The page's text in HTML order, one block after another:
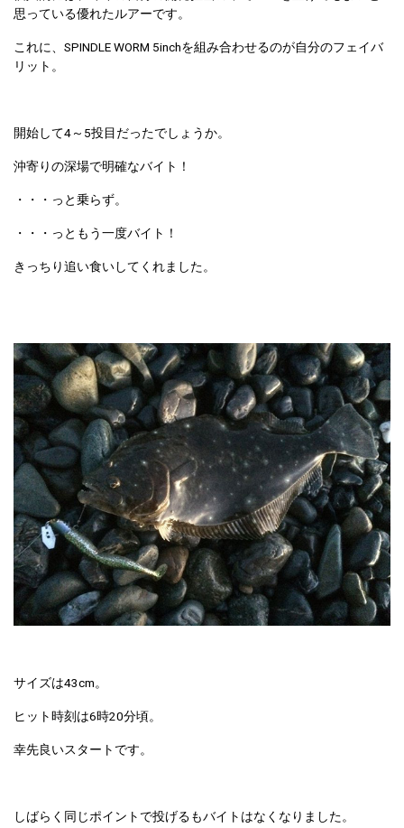
思っている優れたルアーです。
これに、SPINDLE WORM 5inchを組み合わせるのが自分のフェイバ
リット。
開始して4～5投目だったでしょうか。
沖寄りの深場で明確なバイト！
・・・っと乗らず。
・・・っともう一度バイト！
きっちり追い食いしてくれました。
サイズは43cm。
ヒット時刻は6時20分頃。
幸先良いスタートです。
しばらく同じポイントで投げるもバイトはなくなりました。